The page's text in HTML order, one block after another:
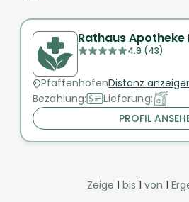
Rathaus
4.9 (43)
PfaffenhofenDistanz
Bezahlung:
Lieferung:
PROFIL
Zeige 1 bis 1 von 1